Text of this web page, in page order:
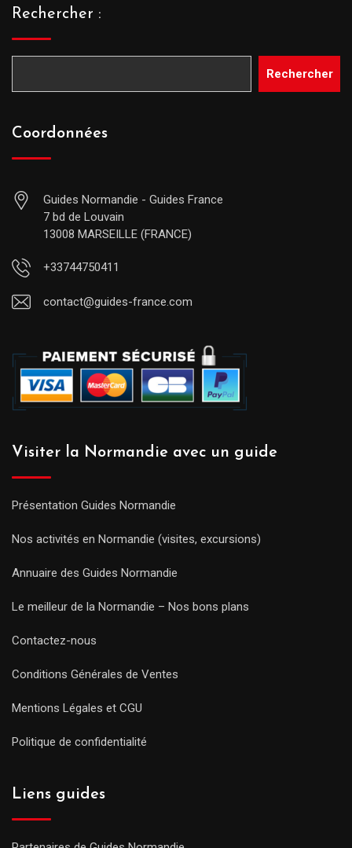
Rechercher :
Rechercher
Coordonnées
Guides Normandie - Guides France
7 bd de Louvain
13008 MARSEILLE (FRANCE)
+33744750411
contact@guides-france.com
Visiter la Normandie avec un guide
Présentation Guides Normandie
Nos activités en Normandie (visites, excursions)
Annuaire des Guides Normandie
Le meilleur de la Normandie – Nos bons plans
Contactez-nous
Conditions Générales de Ventes
Mentions Légales et CGU
Politique de confidentialité
Liens guides